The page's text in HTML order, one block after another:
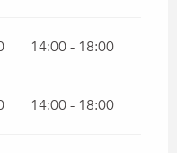
14:00 - 18:00
14:00 - 18:00